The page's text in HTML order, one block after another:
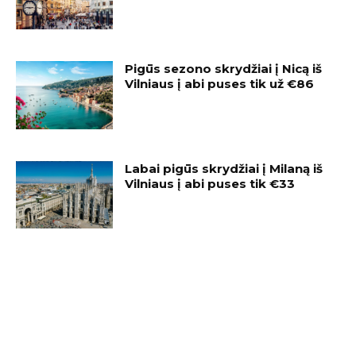
Pigūs sezono skrydžiai į Nicą iš
Vilniaus į abi puses tik už €86
Labai pigūs skrydžiai į Milaną iš
Vilniaus į abi puses tik €33